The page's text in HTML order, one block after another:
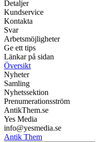
Detaljer
Kundservice
Kontakta
Svar
Arbetsmöjligheter
Ge ett tips
Länkar på sidan
Översikt
Nyheter
Samling
Nyhetssektion
Prenumerationsström
AntikThem.se
Yes Media
info@yesmedia.se
Antik Them